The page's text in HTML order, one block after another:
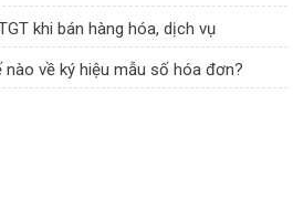
khi bán hàng hóa, dịch vụ
về ký hiệu mẫu số hóa đơn?